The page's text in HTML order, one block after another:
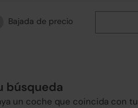
Bajada de precio
búsqueda
un coche que coincida con tu